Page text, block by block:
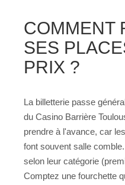
COMMENT
SES
PRIX ?
La billetterie passe
du Casino Barrière
prendre à l'avance, car
font souvent salle
selon leur catégorie
Comptez une fourchette